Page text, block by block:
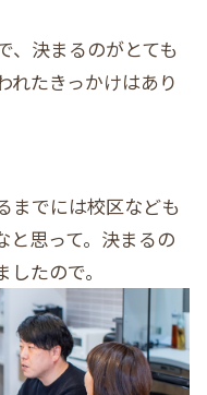
、決まるのがとても
れたきっかけはあり
までには校区なども
と思って。決まるの
たので。